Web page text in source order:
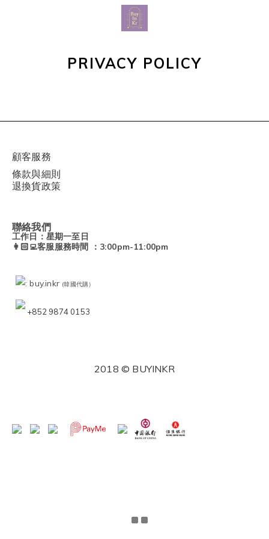
PRIVACY POLICY
顧客服務
條款與細則
退換貨政策
聯絡我們
工作日：星期一至日
👩🏻‍💻客服服務時間 ：3:00pm-11:00pm
: buy.inkr (韓國代購）
+852 9874 0153
2018 © BUYINKR